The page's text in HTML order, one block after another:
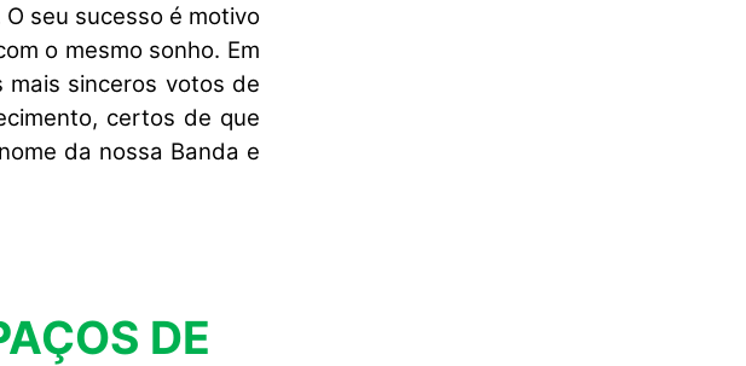
seu sucesso é motivo
o mesmo sonho. Em
sinceros votos de
certos de que
da nossa Banda e
DE